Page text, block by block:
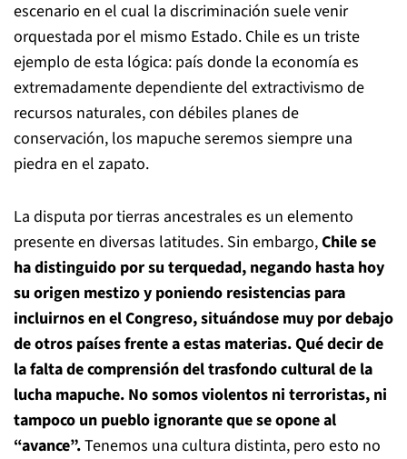
escenario en el cual la discriminación suele venir
orquestada por el mismo Estado. Chile es un triste
ejemplo de esta lógica: país donde la economía es
extremadamente dependiente del extractivismo de
recursos naturales, con débiles planes de
conservación, los mapuche seremos siempre una
piedra en el zapato.
La disputa por tierras ancestrales es un elemento
presente en diversas latitudes. Sin embargo,Chile se
ha distinguido por su terquedad, negando hasta hoy
su origen mestizo y poniendo resistencias para
incluirnos en el Congreso, situándose muy por debajo
de otros países frente a estas materias. Qué decir de
la falta de comprensión del trasfondo cultural de la
lucha mapuche. No somos violentos ni terroristas, ni
tampoco un pueblo ignorante que se opone al
“avance”.Tenemos una cultura distinta, pero esto no